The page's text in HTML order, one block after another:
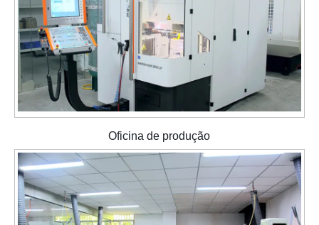
Oficina de produção